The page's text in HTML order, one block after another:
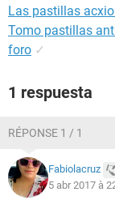
Las pastillas
Tomo pastillas
foro ✓
1 respuesta
RÉPONSE 1 / 1
Fabiolacruz
5 abr 2017 à